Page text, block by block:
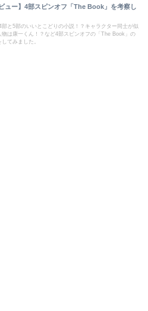
ュー】4部スピンオフ「The Book」を考察し
部と5部のいいとこどりの小説！？キャラクター同士が似
物は康一くん！？など4部スピンオフの「The Book」の
てみました。